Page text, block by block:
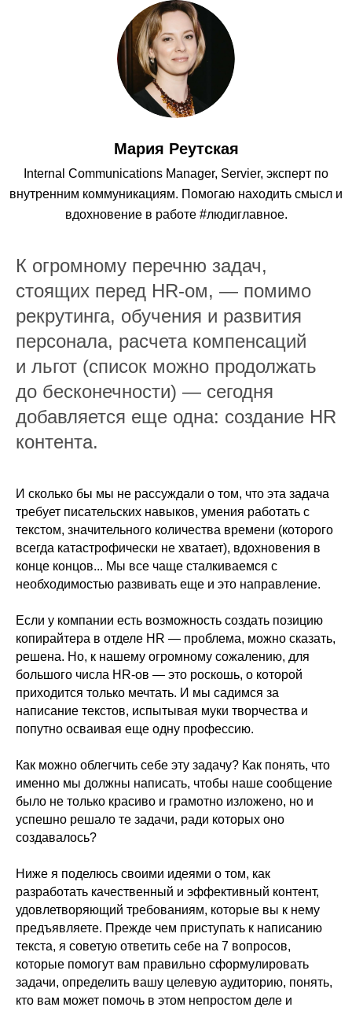
Мария Реутская
Internal Communications Manager, Servier, эксперт по
внутренним коммуникациям. Помогаю находить смысл и
вдохновение в работе #людиглавное.
К огромному перечню задач,
стоящих перед HR-ом, — помимо
рекрутинга, обучения и развития
персонала, расчета компенсаций
и льгот (список можно продолжать
до бесконечности) — сегодня
добавляется еще одна: создание HR
контента.
И сколько бы мы не рассуждали о том, что эта задача
требует писательских навыков, умения работать с
текстом, значительного количества времени (которого
всегда катастрофически не хватает), вдохновения в
конце концов... Мы все чаще сталкиваемся с
необходимостью развивать еще и это направление.
Если у компании есть возможность создать позицию
копирайтера в отделе HR — проблема, можно сказать,
решена. Но, к нашему огромному сожалению, для
большого числа HR-ов — это роскошь, о которой
приходится только мечтать. И мы садимся за
написание текстов, испытывая муки творчества и
попутно осваивая еще одну профессию.
Как можно облегчить себе эту задачу? Как понять, что
именно мы должны написать, чтобы наше сообщение
было не только красиво и грамотно изложено, но и
успешно решало те задачи, ради которых оно
создавалось?
Ниже я поделюсь своими идеями о том, как
разработать качественный и эффективный контент,
удовлетворяющий требованиям, которые вы к нему
предъявляете. Прежде чем приступать к написанию
текста, я советую ответить себе на 7 вопросов,
которые помогут вам правильно сформулировать
задачи, определить вашу целевую аудиторию, понять,
кто вам может помочь в этом непростом деле и